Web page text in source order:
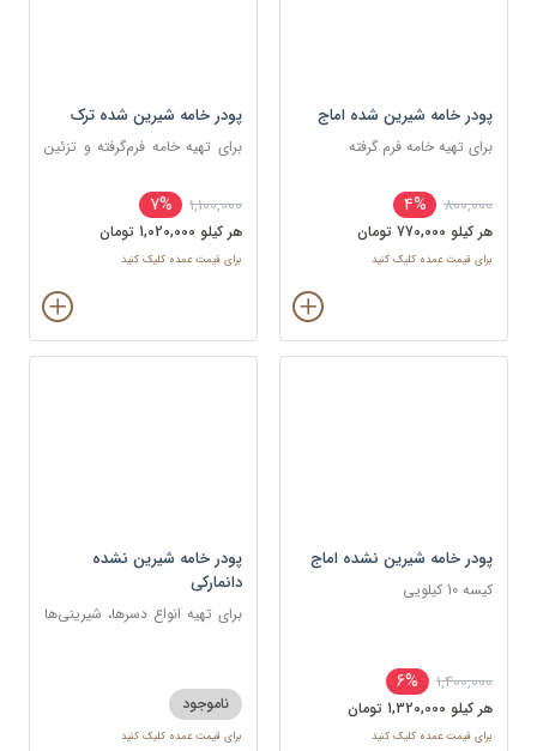
پودر خامه شیرین شده اماج
برای تهیه خامه فرم گرفته
800,000
4%
هر کيلو 770,000 تومان
برای قیمت عمده کلیک کنید
پودر خامه شیرین شده ترک
برای تهیه خامه فرم‌گرفته و تزئین
1,100,000
7%
هر کيلو 1,020,000 تومان
برای قیمت عمده کلیک کنید
پودر خامه شیرین نشده اماج
کیسه 10 کیلویی
1,400,000
6%
هر کيلو 1,320,000 تومان
برای قیمت عمده کلیک کنید
پودر خامه شیرین نشده
دانمارکی
برای تهیه انواع دسرها، شیرینی‌ها
ناموجود
برای قیمت عمده کلیک کنید